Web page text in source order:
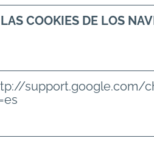
COOKIES DE LOS
support.google.com/